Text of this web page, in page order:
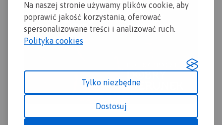
Na naszej stronie używamy plików cookie, aby
poprawić jakość korzystania, oferować
spersonalizowane treści i analizować ruch.
Polityka cookies
Tylko niezbędne
Dostosuj